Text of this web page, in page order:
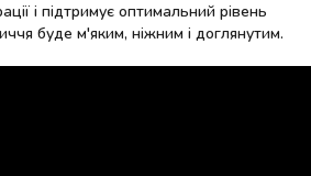
і підтримує оптимальний рівень
буде м'яким, ніжним і доглянутим.